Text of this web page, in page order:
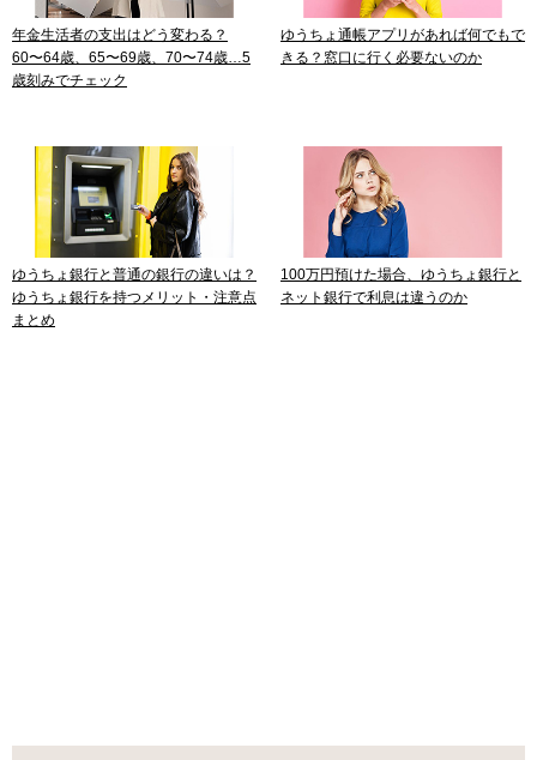
年金生活者の支出はどう変わる？
60〜64歳、65〜69歳、70〜74歳…5
歳刻みでチェック
ゆうちょ通帳アプリがあれば何でもで
きる？窓口に行く必要ないのか
ゆうちょ銀行と普通の銀行の違いは？
ゆうちょ銀行を持つメリット・注意点
まとめ
100万円預けた場合、ゆうちょ銀行と
ネット銀行で利息は違うのか